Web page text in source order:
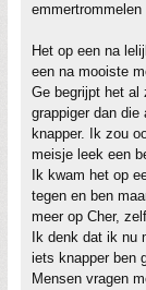
emmertrommelen
Het op een na
een na mooiste
Ge begrijpt het al
grappiger dan die
knapper. Ik zou
meisje leek een
Ik kwam het op
tegen en ben
meer op Cher,
Ik denk dat ik nu
iets knapper ben
Mensen vragen